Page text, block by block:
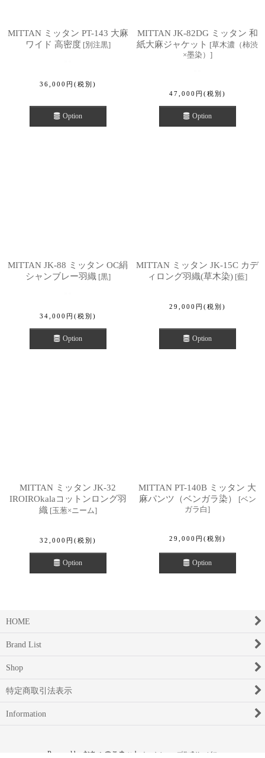
MITTAN ミッタン PT-143 大麻
ワイド 高密度 [別注黒]
36,000 円 (税別)
Option
MITTAN JK-82DG ミッタン 和
紙大麻ジャケット [草木濃（柿渋
×墨染） ]
47,000 円 (税別)
Option
MITTAN JK-88 ミッタン OC絹
シャンブレー羽織 [黒]
34,000 円 (税別)
Option
MITTAN ミッタン JK-15C カデ
ィロング羽織(草木染) [藍]
29,000 円 (税別)
Option
MITTAN ミッタン JK-32
IROIROkalaコットンロング羽
織 [玉葱×ニーム]
32,000 円 (税別)
Option
MITTAN PT-140B ミッタン 大
麻パンツ（ベンガラ染）
[ベン
ガラ白]
29,000 円 (税別)
Option
HOME
Brand List
Shop
特定商取引法表示
Information
Powered by おちゃのこネット ネットショップ作成サービス